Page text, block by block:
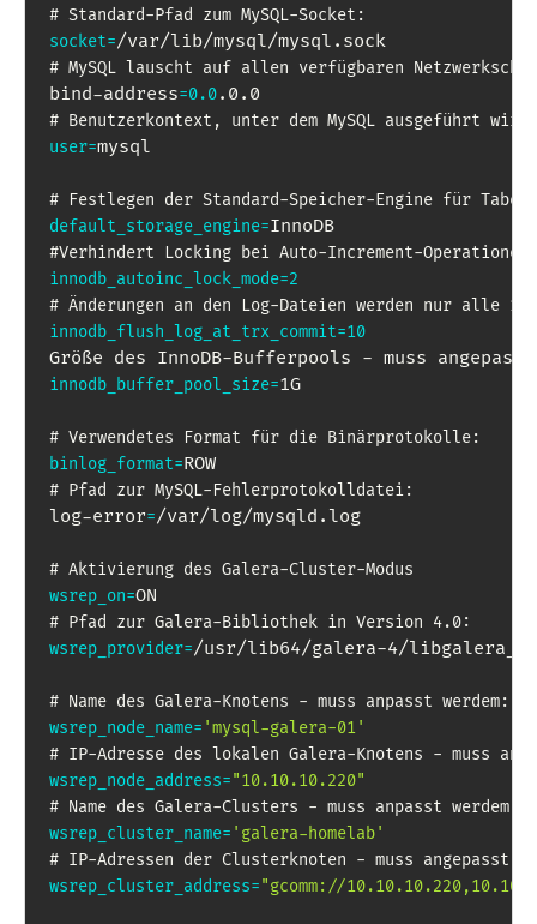
# Standard-Pfad zum MySQL-Socket:
socket=
# MySQL lauscht auf allen verfügbaren
bind-address=0.0
# Benutzerkontext, unter dem MySQL ausgeführt wird:
user=mysql
# Festlegen der Standard-Speicher-Engine für
default_storage_engine=
#Verhindert Locking bei Auto-Increment-Operationen:
innodb_autoinc_lock_mode=2
# Änderungen an den Log-Dateien werden nur alle
innodb_flush_log_at_trx_commit=10
innodb_buffer_pool_size=1G
# Verwendetes Format für die Binärprotokolle:
binlog_format=
# Pfad zur MySQL-Fehlerprotokolldatei:
log-error=/var/log/mysqld.log
# Aktivierung des Galera-Cluster-Modus
wsrep_on=
# Pfad zur Galera-Bibliothek in Version 4.0:
wsrep_provider=/usr/lib64/
# Name des Galera-Knotens - muss anpasst werdem:
wsrep_node_name= 'mysql-galera-01'
# IP-Adresse des lokalen Galera-Knotens - muss
wsrep_node_address="10.10.10.220"
# Name des Galera-Clusters - muss anpasst werdem:
wsrep_cluster_name= 'galera-homelab'
# IP-Adressen der Clusterknoten - muss angepasst
wsrep_cluster_address="gcomm://